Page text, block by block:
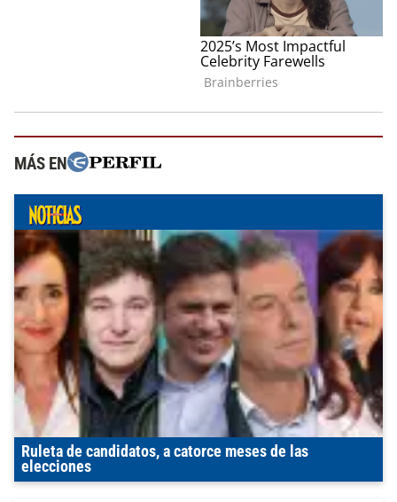
MÁS EN
Ruleta de candidatos, a catorce meses de las
elecciones